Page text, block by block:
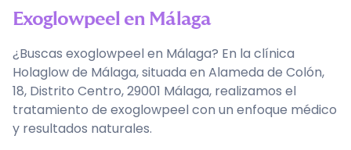
Exoglowpeelen Málaga
¿Buscas exoglowpeel en Málaga? En la clínica
Holaglow de Málaga, situada en Alameda de Colón,
18, Distrito Centro, 29001 Málaga, realizamos el
tratamiento de exoglowpeel con un enfoque médico
y resultados naturales.